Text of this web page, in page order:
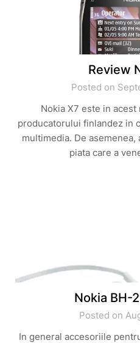
Review
Posted on
Nokia X7 este in acest
producatorului finlandez in
multimedia. De
piata care a
Nokia BH-
Posted on
In general accesoriile